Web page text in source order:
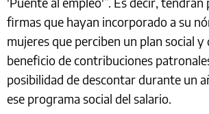
firmas que hayan incorporado a su
mujeres que perciben un plan social y
beneficio de contribuciones
posibilidad de descontar durante un
ese programa social del salario.